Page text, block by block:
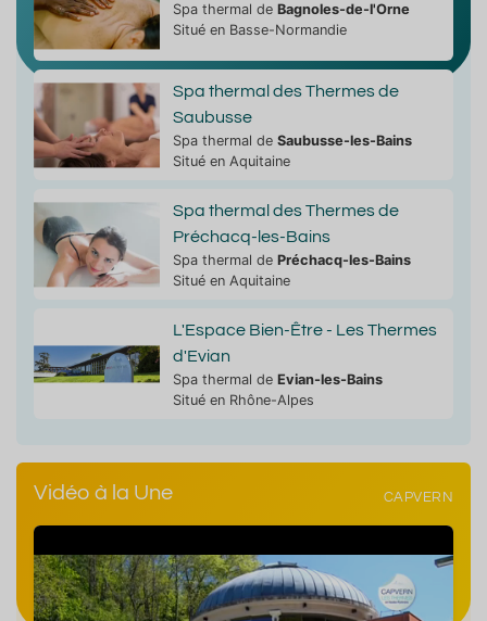
Spa thermal de Bagnoles-de-l'Orne
Situé en Basse-Normandie
Spa thermal des Thermes de
Saubusse
Spa thermal de Saubusse-les-Bains
Situé en Aquitaine
Spa thermal des Thermes de
Préchacq-les-Bains
Spa thermal de Préchacq-les-Bains
Situé en Aquitaine
L'Espace Bien-Être - Les Thermes
d'Evian
Spa thermal de Evian-les-Bains
Situé en Rhône-Alpes
Vidéo à la Une CAPVERN